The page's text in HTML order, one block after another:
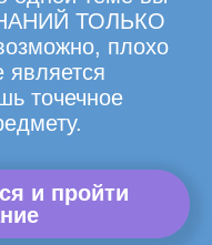
ТОЛЬКО
плохо
является
точечное
и пройти